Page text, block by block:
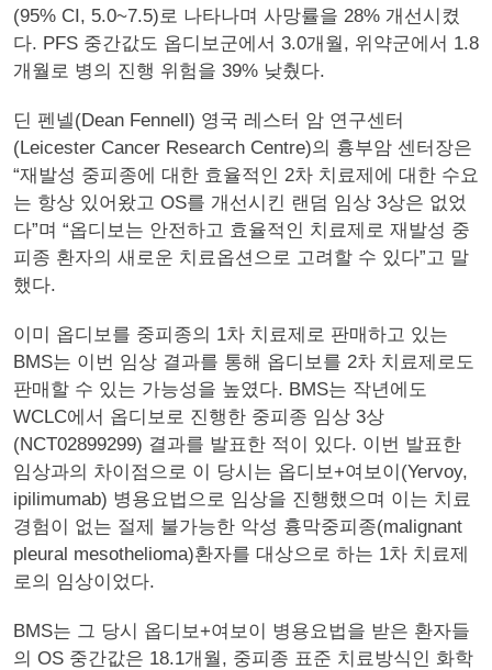
(95% CI, 5.0~7.5)로 나타나며 사망률을 28% 개선시켰
다. PFS 중간값도 옵디보군에서 3.0개월, 위약군에서 1.8
개월로 병의 진행 위험을 39% 낮췄다.
딘 펜넬(Dean Fennell) 영국 레스터 암 연구센터
(Leicester Cancer Research Centre)의 흉부암 센터장은
“재발성 중피종에 대한 효율적인 2차 치료제에 대한 수요
는 항상 있어왔고 OS를 개선시킨 랜덤 임상 3상은 없었
다”며 “옵디보는 안전하고 효율적인 치료제로 재발성 중
피종 환자의 새로운 치료옵션으로 고려할 수 있다”고 말
했다.
이미 옵디보를 중피종의 1차 치료제로 판매하고 있는
BMS는 이번 임상 결과를 통해 옵디보를 2차 치료제로도
판매할 수 있는 가능성을 높였다. BMS는 작년에도
WCLC에서 옵디보로 진행한 중피종 임상 3상
(NCT02899299) 결과를 발표한 적이 있다. 이번 발표한
임상과의 차이점으로 이 당시는 옵디보+여보이(Yervoy,
ipilimumab) 병용요법으로 임상을 진행했으며 이는 치료
경험이 없는 절제 불가능한 악성 흉막중피종(malignant
pleural mesothelioma)환자를 대상으로 하는 1차 치료제
로의 임상이었다.
BMS는 그 당시 옵디보+여보이 병용요법을 받은 환자들
의 OS 중간값은 18.1개월, 중피종 표준 치료방식인 화학